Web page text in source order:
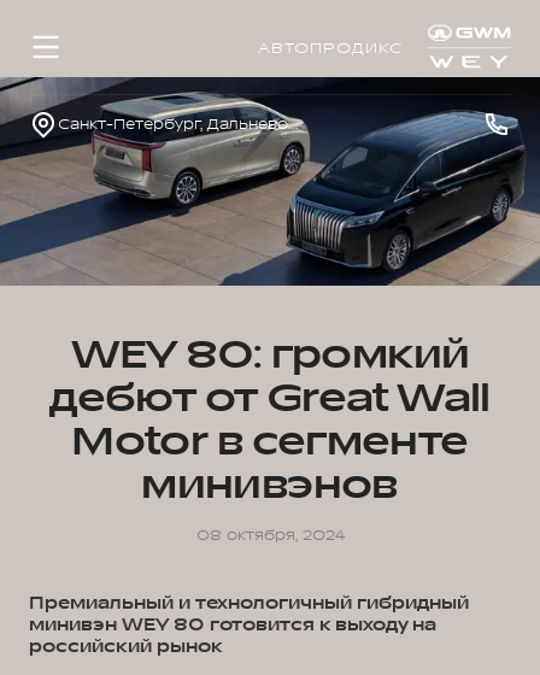
АВТОПРОДИКС
Санкт-Петербург, Дальневосточный просп., д. 41
WEY 80: громкий
дебют от Great Wall
Motor в сегменте
минивэнов
08 октября, 2024
Премиальный и технологичный гибридный
минивэн WEY 80 готовится к выходу на
российский рынок